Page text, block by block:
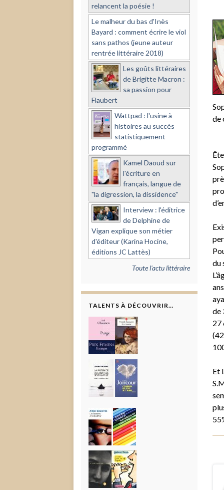
de
du
de
27
Et
relancent la poésie !
Le malheur du bas d'Inès
Bayard : comment écrire le viol
sans pathos (jeune auteur
rentrée littéraire 2018)
Les goûts littéraires
de Brigitte Macron :
sa passion pour
Flaubert
Wattpad : l'usine à
histoires au succès
statistiquement
programmé
Kamel Daoud sur
l'écriture en
français, langue de
"la digression, la dissidence"
Interview : l'éditrice
de Delphine de
Vigan explique son métier
d'éditeur (Karina Hocine,
éditions JC Lattès)
Toute l'actu littéraire
TALENTS À DÉCOUVRIR…